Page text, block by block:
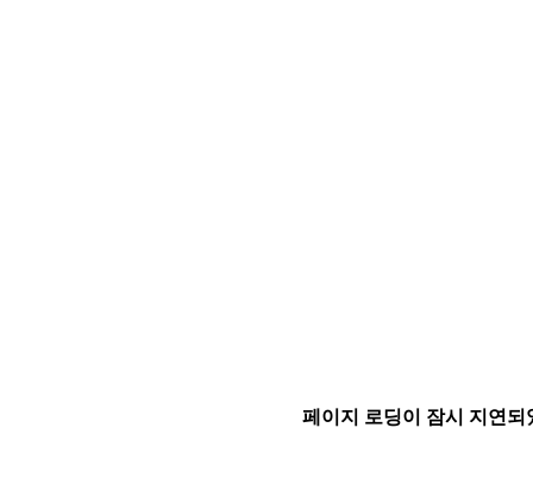
페이지 로딩이 잠시 지연